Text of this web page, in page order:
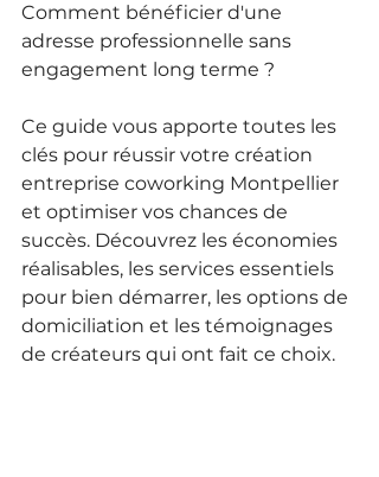
Comment bénéficier d'une
adresse professionnelle sans
engagement long terme ?
Ce guide vous apporte toutes les
clés pour réussir votre création
entreprise coworking Montpellier
et optimiser vos chances de
succès. Découvrez les économies
réalisables, les services essentiels
pour bien démarrer, les options de
domiciliation et les témoignages
de créateurs qui ont fait ce choix.